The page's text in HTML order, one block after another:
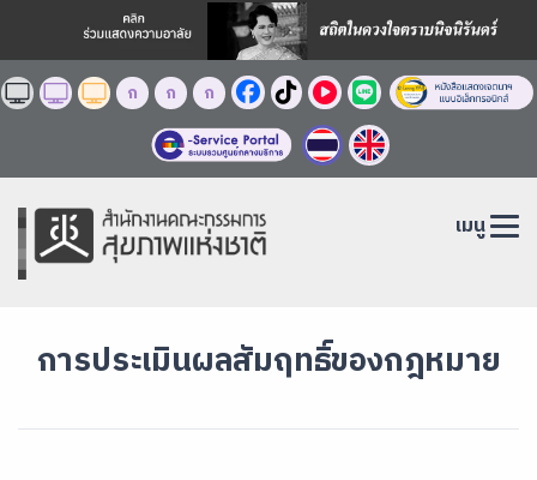
ก ก ก
เมนู
การประเมินผลสัมฤทธิ์ของกฎหมาย